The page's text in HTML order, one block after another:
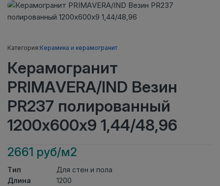
Категория:Керамика и керамогранит
Керамогранит
PRIMAVERA/IND Везин
PR237 полированный
1200х600х9 1,44/48,96
2661 руб/м2
Тип
Для стен и пола
Длина
1200